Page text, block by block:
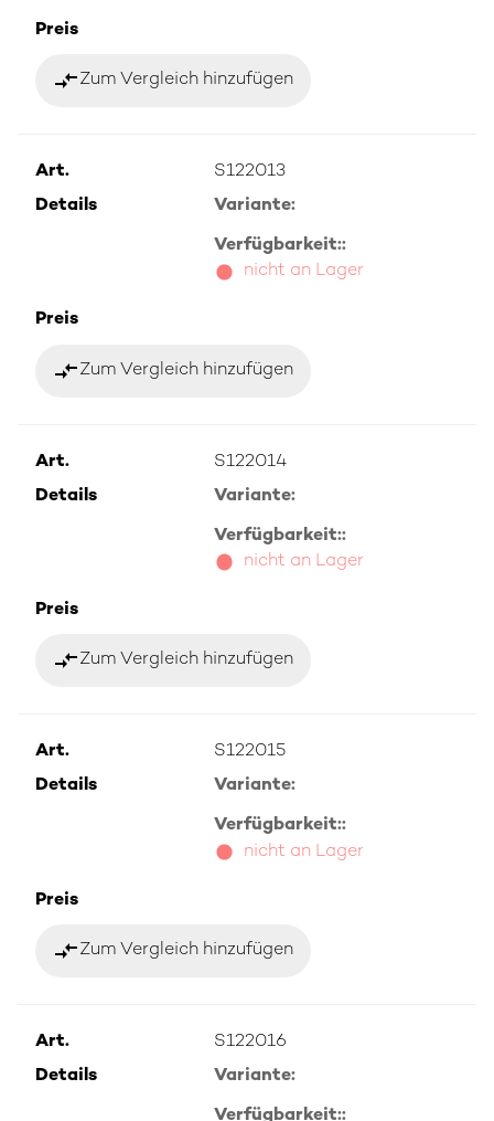
Preis
compare_arrowsZum Vergleich hinzufügen
Art.
S122013
Details
Variante:
Verfügbarkeit::
nicht an Lager
Preis
compare_arrowsZum Vergleich hinzufügen
Art.
S122014
Details
Variante:
Verfügbarkeit::
nicht an Lager
Preis
compare_arrowsZum Vergleich hinzufügen
Art.
S122015
Details
Variante:
Verfügbarkeit::
nicht an Lager
Preis
compare_arrowsZum Vergleich hinzufügen
Art.
S122016
Details
Variante:
Verfügbarkeit::